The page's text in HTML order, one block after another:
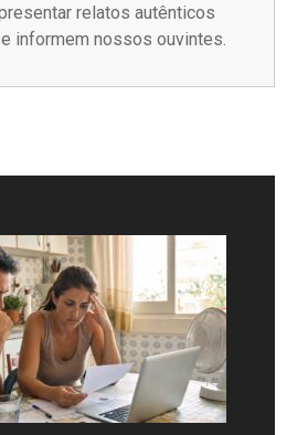
relatos autênticos
informem nossos ouvintes.